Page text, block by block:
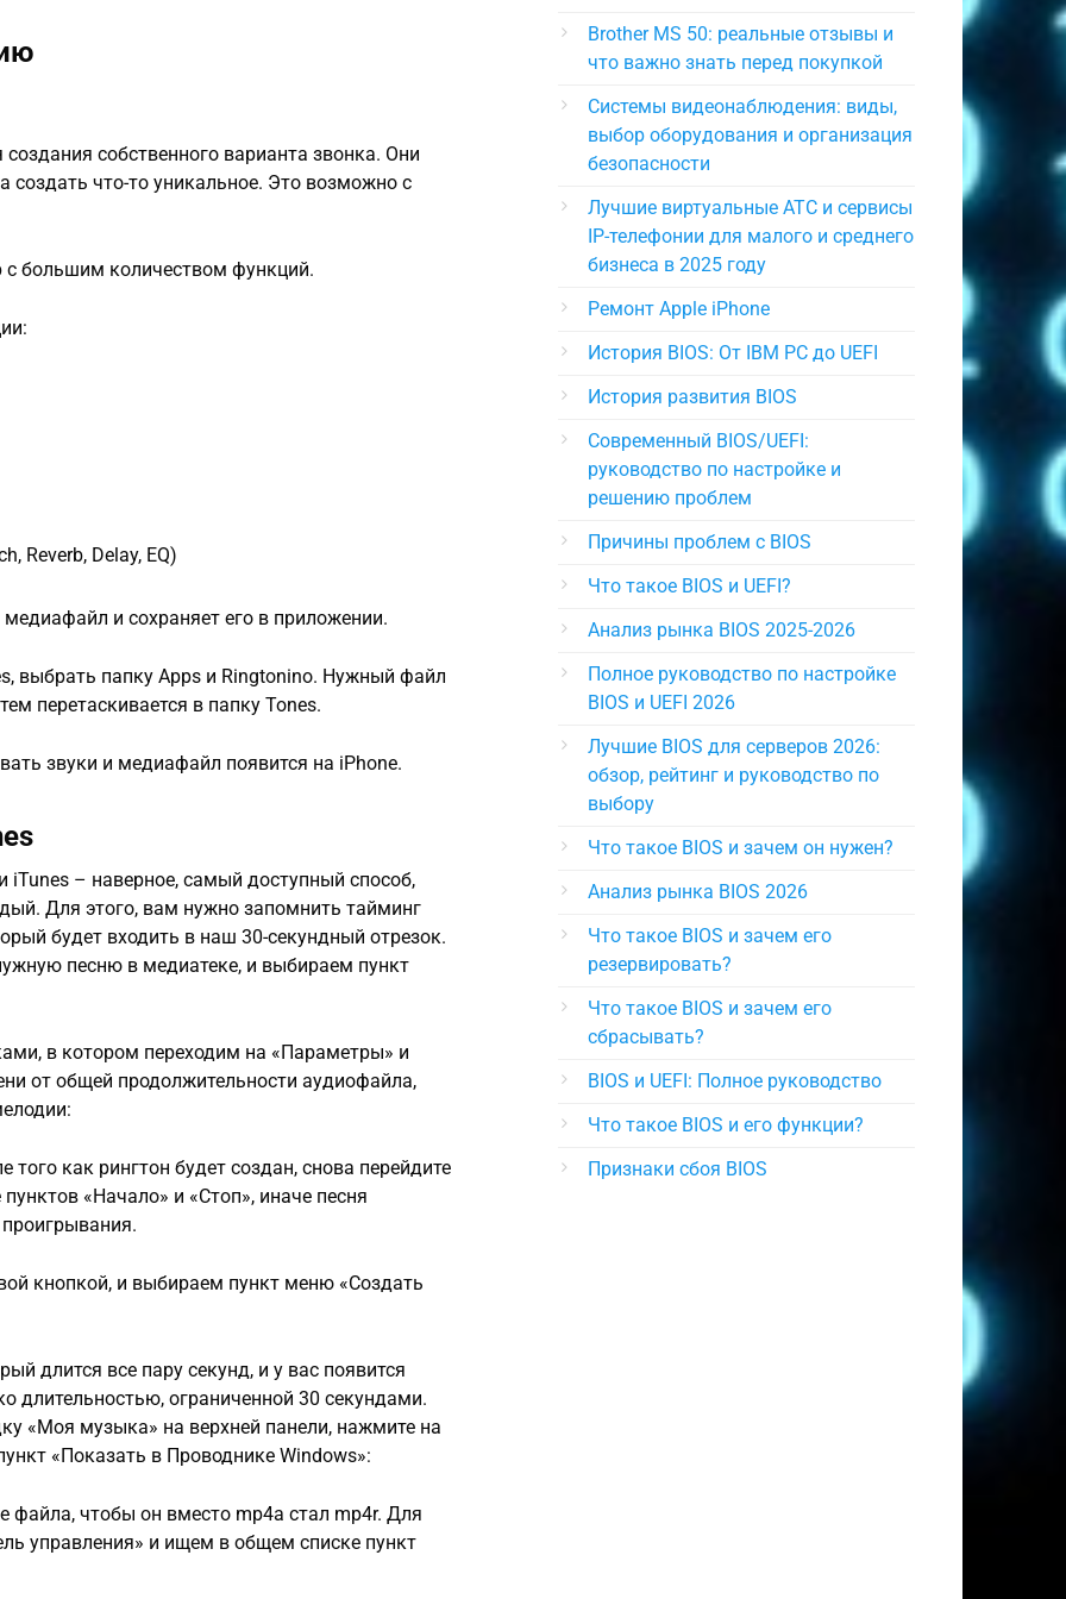
собственного варианта звонка. Они
создать что-то уникальное. Это возможно с
с большим количеством функций.
Reverb, Delay, EQ)
и сохраняет его в приложении.
выбрать папку Apps и Ringtonino. Нужный файл
перетаскивается в папку Tones.
звуки и медиафайл появится на iPhone.
iTunes – наверное, самый доступный способ,
Для этого, вам нужно запомнить тайминг
будет входить в наш 30-секундный отрезок.
песню в медиатеке, и выбираем пункт
в котором переходим на «Параметры» и
от общей продолжительности аудиофайла,
как рингтон будет создан, снова перейдите
«Начало» и «Стоп», иначе песня
кнопкой, и выбираем пункт меню «Создать
длится все пару секунд, и у вас появится
длительностью, ограниченной 30 секундами.
«Моя музыка» на верхней панели, нажмите на
«Показать в Проводнике Windows»:
файла, чтобы он вместо mp4a стал mp4r. Для
управления» и ищем в общем списке пункт
Brother MS 50: реальные отзывы и
что важно знать перед покупкой
Системы видеонаблюдения: виды,
выбор оборудования и организация
безопасности
Лучшие виртуальные АТС и сервисы
IP-телефонии для малого и среднего
бизнеса в 2025 году
Ремонт Apple iPhone
История BIOS: От IBM PC до UEFI
История развития BIOS
Современный BIOS/UEFI:
руководство по настройке и
решению проблем
Причины проблем с BIOS
Что такое BIOS и UEFI?
Анализ рынка BIOS 2025-2026
Полное руководство по настройке
BIOS и UEFI 2026
Лучшие BIOS для серверов 2026:
обзор, рейтинг и руководство по
выбору
Что такое BIOS и зачем он нужен?
Анализ рынка BIOS 2026
Что такое BIOS и зачем его
резервировать?
Что такое BIOS и зачем его
сбрасывать?
BIOS и UEFI: Полное руководство
Что такое BIOS и его функции?
Признаки сбоя BIOS